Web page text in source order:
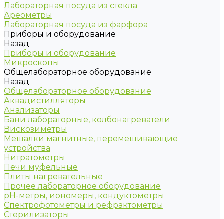
Лабораторная посуда из стекла
Ареометры
Лабораторная посуда из фарфора
Приборы и оборудование
Назад
Приборы и оборудование
Микроскопы
Общелабораторное оборудование
Назад
Общелабораторное оборудование
Аквадистилляторы
Анализаторы
Бани лабораторные, колбонагреватели
Вискозиметры
Мешалки магнитные, перемешивающие
устройства
Нитратометры
Печи муфельные
Плиты нагревательные
Прочее лабораторное оборудование
рН-метры, иономеры, кондуктометры
Спектрофотометры и рефрактометры
Стерилизаторы